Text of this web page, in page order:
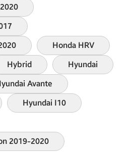
Honda HRV
Hybrid
Hyundai
Avante
Hyundai I10
2019-2020